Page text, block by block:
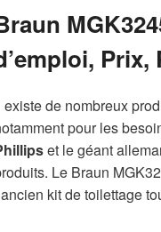
Prix,
existe de nombreux
pour les
et le géant
Le Braun
kit de toilettage